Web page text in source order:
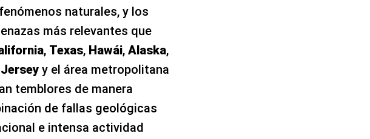
naturales, y los
más relevantes que
, Texas, Hawái, Alaska,
y el área metropolitana
temblores de manera
de fallas geológicas
e intensa actividad